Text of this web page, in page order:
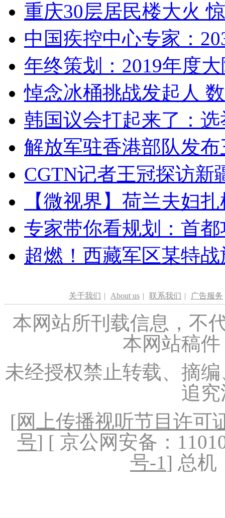
重庆30层居民楼大火
中国疾控中心专家：
年终策划：2019年度
悼念冰桶挑战发起人
韩国议会打起来了：
解放军驻香港部队发
CGTN记者王冠探访新
【微视界】荷兰夫妇
专家带你看规划：首
超燃！西藏军区某特
关于我们 | About us | 联系我们 | 广告服务
本网站所刊载信息，不
本网站稿
未经授权禁止转载、摘
追
[网上传播视听节目许可
号] [ 京公网安备：
号-1] 总机